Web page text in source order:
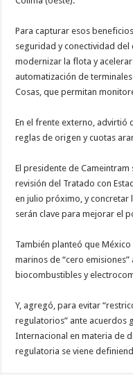
Para capturar esos
seguridad y conectividad del
modernizar la flota y
automatización de
Cosas, que permitan
En el frente externo, advirtió
reglas de origen y cuotas
El presidente de
revisión del Tratado con
en julio próximo, y concretar
serán clave para mejorar el
También planteó que
marinos de “cero
biocombustibles y
Y, agregó, para evitar
regulatorios” ante acuerdos
Internacional en materia de
regulatoria se viene